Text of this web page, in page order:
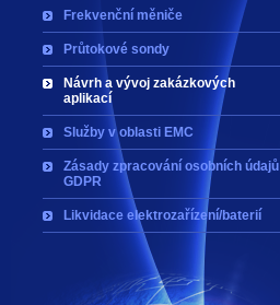
Frekvenční měniče
Průtokové sondy
Návrh a vývoj zakázkových
aplikací
Služby v oblasti EMC
Zásady zpracování osobních údajů
GDPR
Likvidace elektrozařízení/baterií